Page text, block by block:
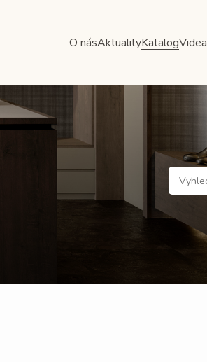
O násAktualityKatalogVidea